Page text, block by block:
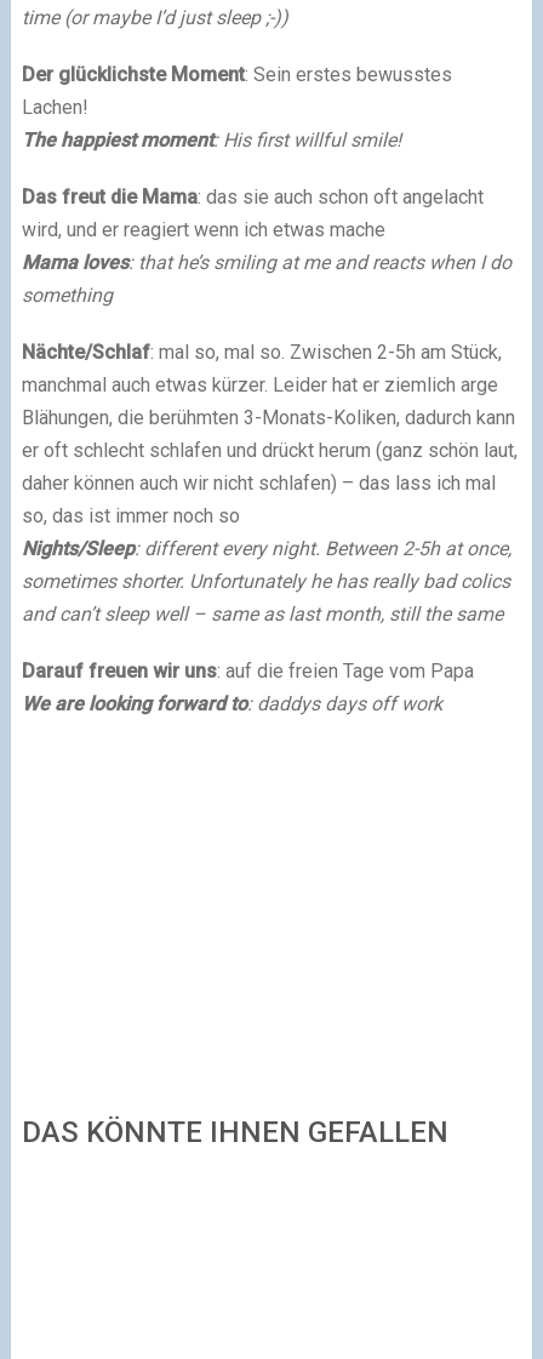
time (or maybe I’d just sleep ;-))
Der glücklichste Moment: Sein erstes bewusstes
Lachen!
The happiest moment: His first willful smile!
Das freut die Mama: das sie auch schon oft angelacht
wird, und er reagiert wenn ich etwas mache
Mama loves: that he’s smiling at me and reacts when I do
something
Nächte/Schlaf: mal so, mal so. Zwischen 2-5h am Stück,
manchmal auch etwas kürzer. Leider hat er ziemlich arge
Blähungen, die berühmten 3-Monats-Koliken, dadurch kann
er oft schlecht schlafen und drückt herum (ganz schön laut,
daher können auch wir nicht schlafen) – das lass ich mal
so, das ist immer noch so
Nights/Sleep: different every night. Between 2-5h at once,
sometimes shorter. Unfortunately he has really bad colics
and can’t sleep well – same as last month, still the same
Darauf freuen wir uns: auf die freien Tage vom Papa
We are looking forward to: daddys days off work
DAS KÖNNTE IHNEN GEFALLEN